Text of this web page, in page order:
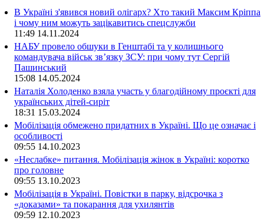
В Україні з'явився новий олігарх? Хто такий Максим Кріппа
і чому ним можуть зацікавитись спецслужби
11:49 14.11.2024
НАБУ провело обшуки в Генштабі та у колишнього
командувача військ зв’язку ЗСУ: при чому тут Сергій
Пашинський
15:08 14.05.2024
Наталія Холоденко взяла участь у благодійному проєкті для
українських дітей-сиріт
18:31 15.03.2024
Мобілізація обмежено придатних в Україні. Що це означає і
особливості
09:55 14.10.2023
«Неслабке» питання. Мобілізація жінок в Україні: коротко
про головне
09:55 13.10.2023
Мобілізація в Україні. Повістки в парку, відсрочка з
«доказами» та покарання для ухилянтів
09:59 12.10.2023